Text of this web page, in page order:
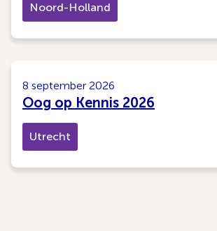
Noord-Holland
8 september 2026
Oog op Kennis 2026
Utrecht